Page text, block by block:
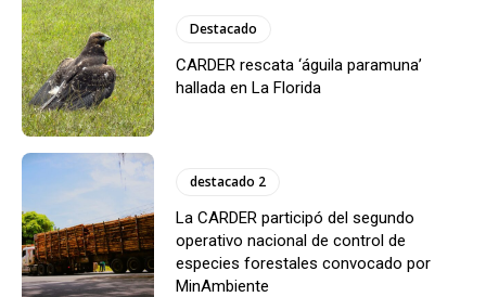
Destacado
CARDER rescata ‘águila paramuna’
hallada en La Florida
destacado 2
La CARDER participó del segundo
operativo nacional de control de
especies forestales convocado por
MinAmbiente